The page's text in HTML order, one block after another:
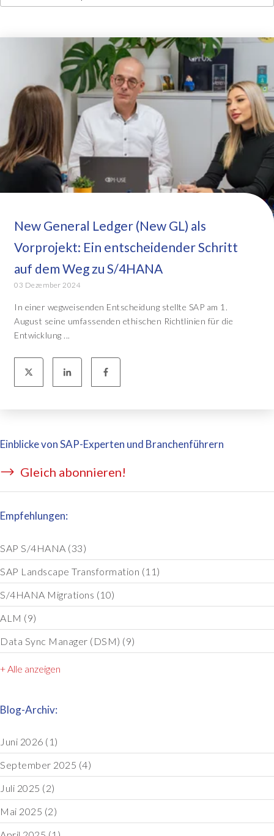
New General Ledger (New GL) als
Vorprojekt: Ein entscheidender Schritt
auf dem Weg zu S/4HANA
03 Dezember 2024
In einer wegweisenden Entscheidung stellte SAP am 1.
August seine umfassenden ethischen Richtlinien für die
Entwicklung ...
Einblicke von SAP-Experten und Branchenführern
Gleich abonnieren!
Empfehlungen:
SAP S/4HANA (33)
SAP Landscape Transformation (11)
S/4HANA Migrations (10)
ALM (9)
Data Sync Manager (DSM) (9)
+ Alle anzeigen
Blog-Archiv:
Juni 2026 (1)
September 2025 (4)
Juli 2025 (2)
Mai 2025 (2)